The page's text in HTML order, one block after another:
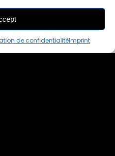
de confidentialitéImprint
THIS PAIR IS
ALREADY SOLD OUT